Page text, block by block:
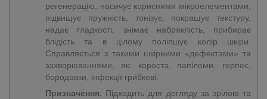
регенерацію, насичує корисними мікроелементами,
підвищує пружність, тонізує, покращує текстуру,
надає гладкості, знімає набряклість, прибирає
блідість та в цілому поліпшує колір шкіри.
Справляється з такими шкірними «дефектами» та
захворюваннями, як: короста, папіломи, герпес,
бородавки, інфекції грибкові.
Призначення. Підходить для догляду за зрілою та